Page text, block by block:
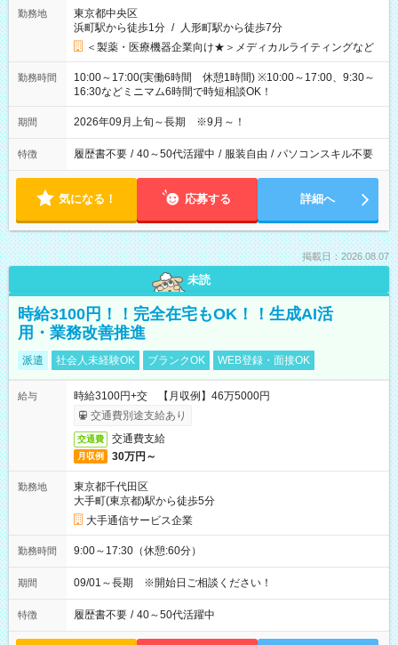
勤務地
東京都中央区
浜町駅から徒歩1分 / 人形町駅から徒歩7分
＜製薬・医療機器企業向け★＞メディカルライティングなど
勤務時間
10:00～17:00(実働6時間 休憩1時間) ※10:00～17:00、9:30～
16:30などミニマム6時間で時短相談OK！
期間 2026年09月上旬～長期 ※9月～！
特徴 履歴書不要 / 40～50代活躍中 / 服装自由 / パソコンスキル不要
気になる！ 応募する 詳細へ
掲載日：2026.08.07
未読
時給3100円！！完全在宅もOK！！生成AI活
用・業務改善推進
派遣 社会人未経験OK ブランクOK WEB登録・面接OK
給与
時給3100円+交 【月収例】46万5000円
交通費別途支給あり
交通費 交通費支給
月収例 30万円～
勤務地
東京都千代田区
大手町(東京都)駅から徒歩5分
大手通信サービス企業
勤務時間 9:00～17:30（休憩:60分）
期間 09/01～長期 ※開始日ご相談ください！
特徴 履歴書不要 / 40～50代活躍中